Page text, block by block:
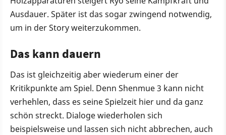
Ausdauer. Später ist das sogar zwingend notwendig,
um in der Story weiterzukommen.
Das kann dauern
Das ist gleichzeitig aber wiederum einer der
Kritikpunkte am Spiel. Denn Shenmue 3 kann nicht
verhehlen, dass es seine Spielzeit hier und da ganz
schön streckt. Dialoge wiederholen sich
beispielsweise und lassen sich nicht abbrechen, auch